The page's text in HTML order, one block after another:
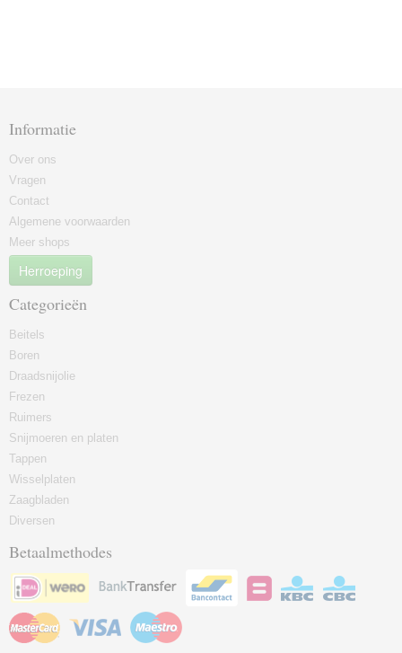
Informatie
Over ons
Vragen
Contact
Algemene voorwaarden
Meer shops
Herroeping
Categorieën
Beitels
Boren
Draadsnijolie
Frezen
Ruimers
Snijmoeren en platen
Tappen
Wisselplaten
Zaagbladen
Diversen
Betaalmethodes